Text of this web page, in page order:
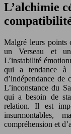
L’alchimie
Malgré leurs points
un Verseau et un
L’instabilité
qui a tendance à
d’indépendance de
L’inconstance du
qui a besoin de
relation. Il est
insurmontables,
compréhension et